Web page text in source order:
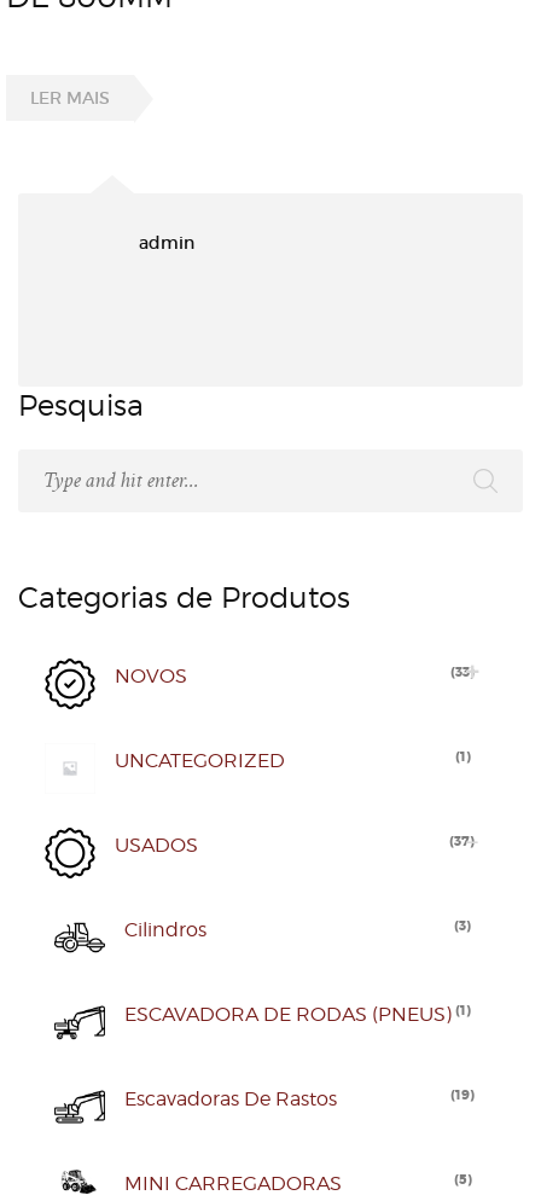
LER MAIS
admin
Pesquisa
Categorias de Produtos
NOVOS (33)
UNCATEGORIZED (1)
USADOS (37)
Cilindros (3)
ESCAVADORA DE RODAS (PNEUS) (1)
Escavadoras De Rastos (19)
MINI CARREGADORAS (5)